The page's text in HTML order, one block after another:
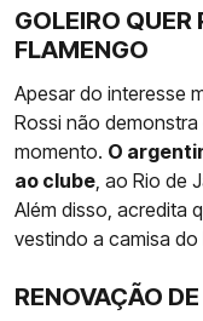
GOLEIRO QUER
FLAMENGO
Apesar do interesse
Rossi não
momento. O
ao clube, ao Rio de
Além disso, acredita
vestindo a camisa do
RENOVAÇÃO